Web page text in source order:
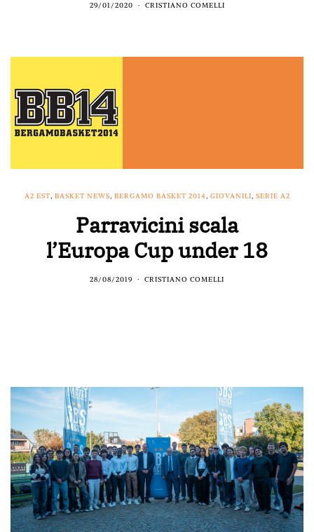
29/01/2020 CRISTIANO COMELLI
A2 EST, BASKET NEWS, BERGAMO BASKET 2014, GIOVANILI, SERIE A2
Parravicini scala
l’Europa Cup under 18
28/08/2019 CRISTIANO COMELLI